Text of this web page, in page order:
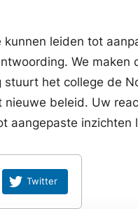
leiden tot
We maken
het college de
beleid. Uw
aangepaste inzichten
Twitter